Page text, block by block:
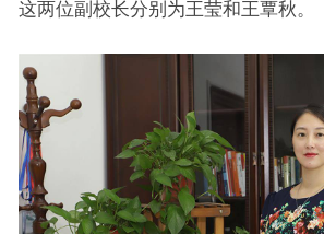
这两位副校长分别为王莹和王覃秋。